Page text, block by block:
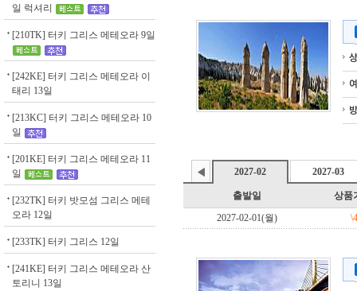
일 럭셔리
[210TK] 터키 그리스 메테오라 9일
[242KE] 터키 그리스 메테오라 이
태리 13일
[213KC] 터키 그리스 메테오라 10
일
[201KE] 터키 그리스 메테오라 11
일
[232TK] 터키 밧모섬 그리스 메테
오라 12일
[233TK] 터키 그리스 12일
[241KE] 터키 그리스 메테오라 산
토리니 13일